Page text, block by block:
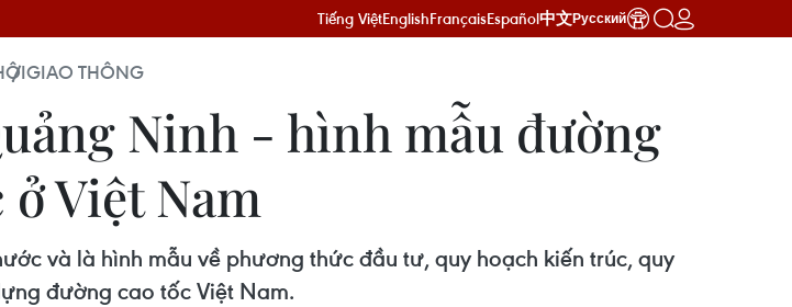
Tiếng ViệtEnglishFrançaisEspañol中文Русский
GIAO THÔNG
Ninh - hình mẫu đường
ở Việt Nam
và là hình mẫu về phương thức đầu tư, quy hoạch kiến trúc, quy
đường cao tốc Việt Nam.